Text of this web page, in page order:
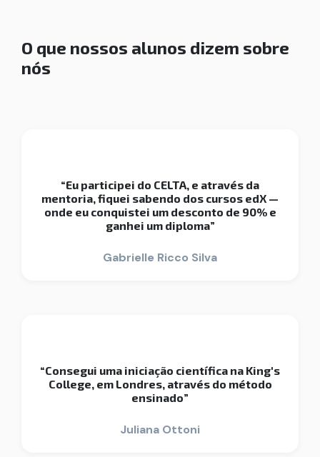
O que nossos alunos dizem sobre
nós
“Eu participei do CELTA, e através da
mentoria, fiquei sabendo dos cursos edX —
onde eu conquistei um desconto de 90% e
ganhei um diploma”
Gabrielle Ricco Silva
“Consegui uma iniciação científica na King's
College, em Londres, através do método
ensinado”
Juliana Ottoni